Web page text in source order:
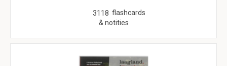
3118 flashcards
& notities